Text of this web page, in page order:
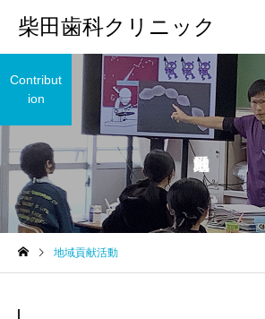
柴田歯科クリニック
一般・小児歯科
Contribut
ion
地域貢献活動